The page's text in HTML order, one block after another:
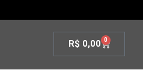
R$ 0,00 0